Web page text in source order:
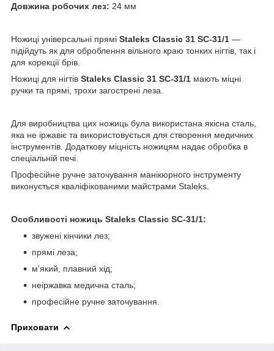
Довжина робочих лез: 24 мм
Ножиці універсальні прямі Staleks Classic 31 SC-31/1 —
підійдуть як для оброблення вільного краю тонких нігтів, так і
для корекції брів.
Ножиці для нігтів Staleks Classic 31 SC-31/1 мають міцні
ручки та прямі, трохи загострені леза.
Для виробництва цих ножиць була використана якісна сталь,
яка не іржавіє та використовується для створення медичних
інструментів. Додаткову міцність ножицям надає обробка в
спеціальній печі.
Професійне ручне заточування манікюрного інструменту
виконується кваліфікованими майстрами Staleks.
Особливості ножиць Staleks Classic SC-31/1:
звужені кінчики лез;
прямі леза;
м'який, плавний хід;
неіржавка медична сталь;
професійне ручне заточування.
Приховати